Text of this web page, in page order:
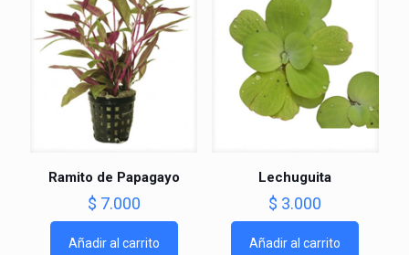
Ramito de Papagayo
$ 7.000
Añadir al carrito
Lechuguita
$ 3.000
Añadir al carrito